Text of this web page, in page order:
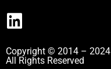
Copyright © 2014 – 2024
All Rights Reserved